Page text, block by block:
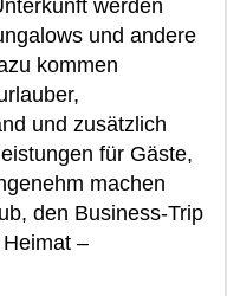
werden
und andere
kommen
und zusätzlich
für Gäste,
machen
den Business-Trip
–